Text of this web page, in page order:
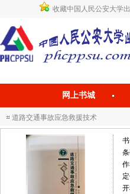
收藏中国人民公安大学
网上书城
道路交通事故应急救援技术